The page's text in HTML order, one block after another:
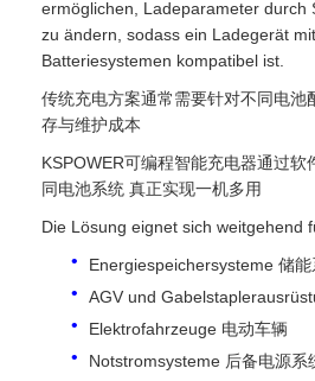
ermöglichen, Ladeparameter durch
zu ändern, sodass ein Ladegerät
Batteriesystemen kompatibel ist.
传统充电方案通常需要针对不同电池
存与维护成本
KSPOWER可编程智能充电器通过软
同电池系统 真正实现一机多用
Die Lösung eignet sich weitgehend
Energiespeichersysteme 储能
AGV und
Elektrofahrzeuge 电动车辆
Notstromsysteme 后备电源系